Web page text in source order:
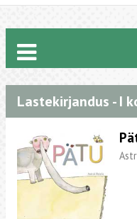
Lastekirjandus - I